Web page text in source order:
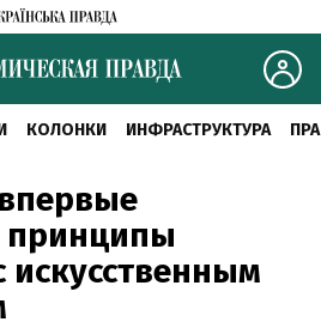
КОЛОНКИ ИНФРАСТРУКТУРА
принципы